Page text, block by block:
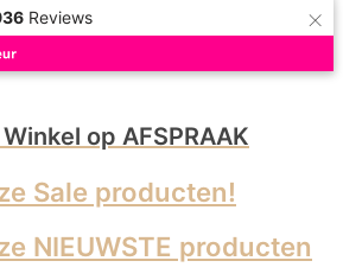
Reviews ×
op AFSPRAAK
Sale producten!
NIEUWSTE producten